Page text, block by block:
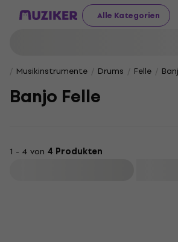
Alle Kategorien
Musikinstrumente Drums Felle
Banjo Felle
1 - 4 von 4 Produkten